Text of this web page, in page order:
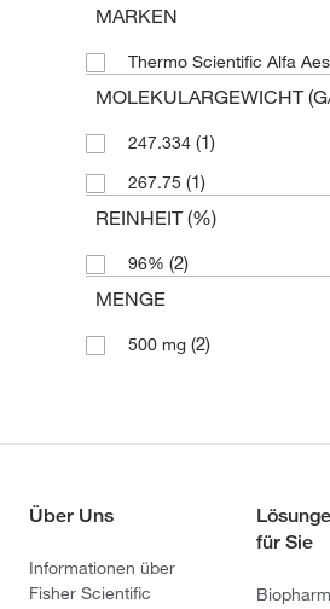
MARKEN
Thermo Scientific Alfa
MOLEKULARGEWICHT
247.334 (1)
267.75 (1)
REINHEIT (%)
96% (2)
MENGE
500 mg (2)
Über Uns
Informationen über
Fisher Scientific
für Sie